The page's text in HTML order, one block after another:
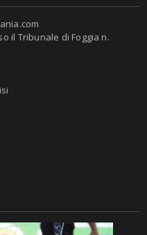
il Tribunale di Foggia n.